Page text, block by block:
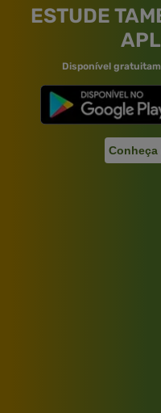
ESTUDE
Disponível